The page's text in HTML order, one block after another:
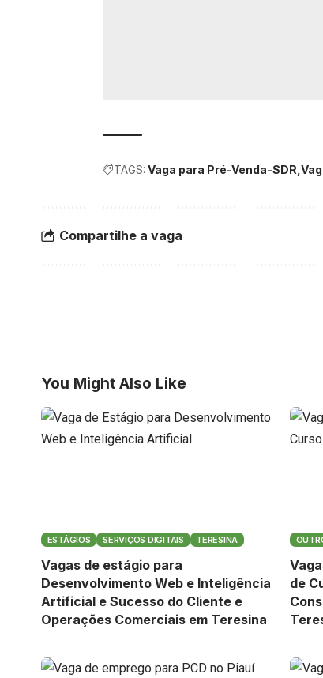
TAGS: Vaga para Pré-Venda-SDR
Compartilhe a vaga
You Might Also Like
ESTÁGIOS SERVIÇOS DIGITAIS TERESINA
Vagas de estágio para
Desenvolvimento Web e Inteligência
Artificial e Sucesso do Cliente e
Operações Comerciais em Teresina
de